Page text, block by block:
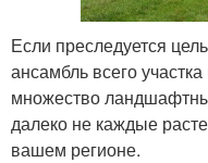
Если преследуется
ансамбль всего
множество
далеко не каждые
вашем регионе.